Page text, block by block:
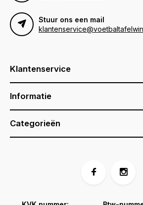
Stuur ons een mail
Klantenservice
Informatie
Categorieën